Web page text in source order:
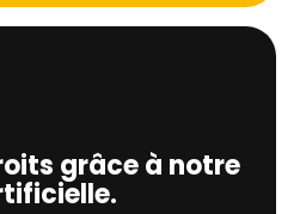
grâce à notre